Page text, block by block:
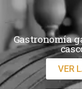
Gastronomía
VER